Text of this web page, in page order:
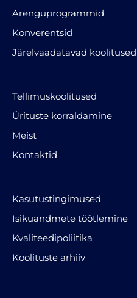
Arenguprogrammid
Konverentsid
Järelvaadatavad koolitused
Tellimuskoolitused
Ürituste korraldamine
Meist
Kontaktid
Kasutustingimused
Isikuandmete töötlemine
Kvaliteedipoliitika
Koolituste arhiiv